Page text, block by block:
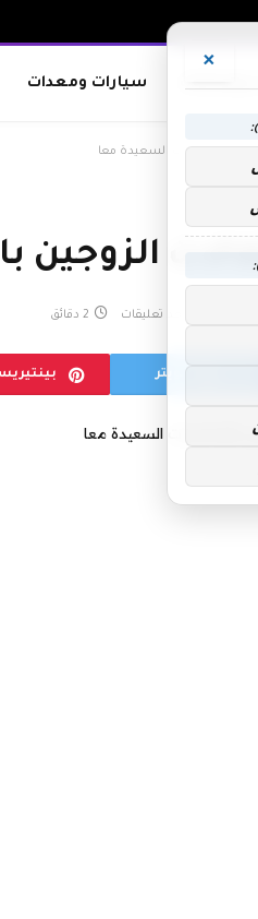
سيارات ومعدات
بالمناسبات السعيدة معا
الزوجين
لا توجد تعليقات 2 دقائق
تويتر
×